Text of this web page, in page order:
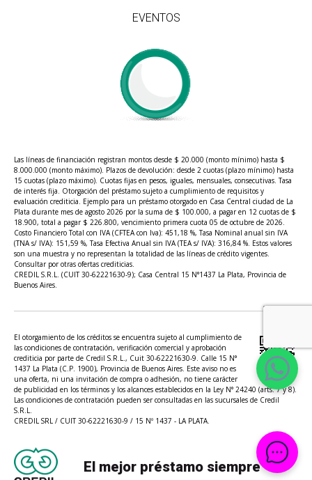
EVENTOS
Las líneas de financiación registran montos desde $ 20.000 (monto mínimo) hasta $
8.000.000 (monto máximo). Plazos de devolución: desde 2 cuotas (plazo mínimo) hasta
15 cuotas (plazo máximo). Cuotas fijas en pesos, iguales, mensuales, consecutivas. Tasa
de interés fija. Otorgación del préstamo sujeto a cumplimiento de requisitos y
evaluación crediticia. Ejemplo para un préstamo otorgado en Casa Central ciudad de La
Plata durante mes de agosto 2026 por la suma de $ 100.000, a pagar en 12 cuotas de $
18.900, total a pagar $ 226.800, vencimiento primera cuota 05 de octubre de 2026.
Costo Financiero Total con IVA (CFTEA con Iva): 451,18 %, Tasa Nominal anual sin IVA
(TNA s/ IVA): 151,59 %, Tasa Efectiva Anual sin IVA (TEA s/ IVA): 316,84 %. Estos valores
son una muestra y no representan la totalidad de las líneas de crédito vigentes.
Consultar por otras ofertas crediticias.
CREDIL S.R.L. (CUIT 30-62221630-9); Casa Central 15 N°1437 La Plata, Provincia de
Buenos Aires.
El otorgamiento de los créditos se encuentra sujeto al cumplimiento de
las condiciones de contratación, verificación comercial y aprobación
crediticia por parte de Credil S.R.L., Cuit 30-62221630-9. Calle 15 N°
1437 La Plata (C.P. 1900), Provincia de Buenos Aires. Este aviso no es
una oferta, ni una invitación de compra o adhesión, no tiene carácter
de publicidad en los términos y los alcances establecidos en la Ley N° 24240 (arts. 7 y 8).
Las condiciones de contratación pueden ser consultadas en las sucursales de Credil
S.R.L.
CREDIL SRL / CUIT 30-62221630-9 / 15 Nº 1437 - LA PLATA.
El mejor préstamo siempre